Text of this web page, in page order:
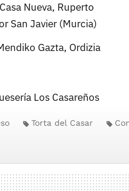
Nueva, Ruperto
San Javier (Murcia)
Gazta, Ordizia
Los Casareños
Torta del Casar